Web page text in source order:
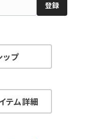
登録
ップ
テム詳細